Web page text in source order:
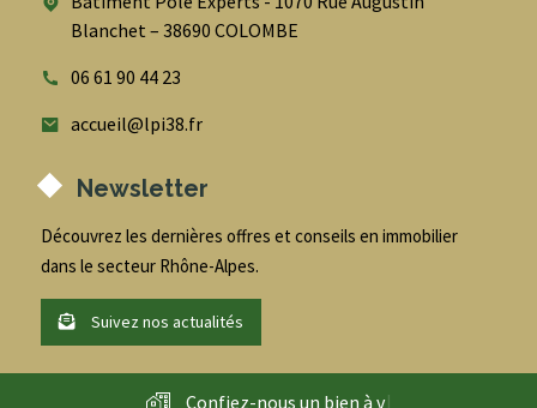
Blanchet – 38690 COLOMBE
06 61 90 44 23
accueil@lpi38.fr
Newsletter
Découvrez les dernières offres et conseils en immobilier
dans le secteur Rhône-Alpes.
Suivez nos actualités
Confiez-nous un bien àve nd